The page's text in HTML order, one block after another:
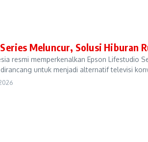
Meluncur, Solusi Hiburan
resmi memperkenalkan Epson Lifestudio
untuk menjadi alternatif televisi